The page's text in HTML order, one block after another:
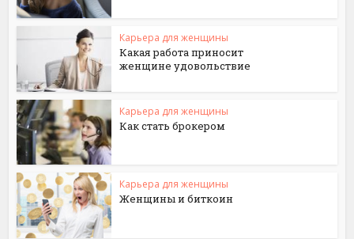
Карьера для женщины
Какая работа приносит
женщине удовольствие
Карьера для женщины
Как стать брокером
Карьера для женщины
Женщины и биткоин